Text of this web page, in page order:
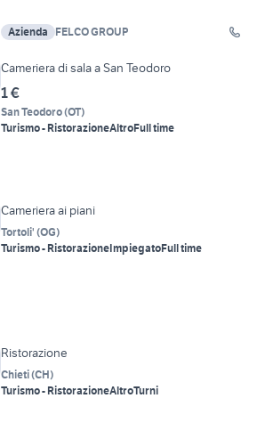
Azienda FELCO GROUP
Cameriera di sala a San Teodoro
1 €
San Teodoro(OT)
Turismo - RistorazioneAltroFull time
Cameriera ai piani
Tortoli' (OG)
Turismo - RistorazioneImpiegatoFull time
Ristorazione
Chieti(CH)
Turismo - RistorazioneAltroTurni